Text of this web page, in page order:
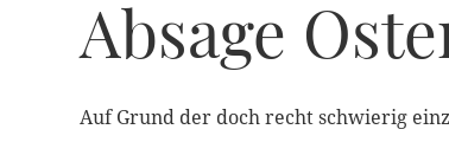
Absage
Auf Grund der doch recht schwierig